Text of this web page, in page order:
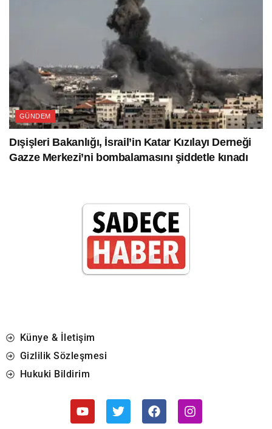
GÜNDEM
Dışişleri Bakanlığı, İsrail’in Katar Kızılayı Derneği
Gazze Merkezi’ni bombalamasını şiddetle kınadı
Künye & İletişim
Gizlilik Sözleşmesi
Hukuki Bildirim